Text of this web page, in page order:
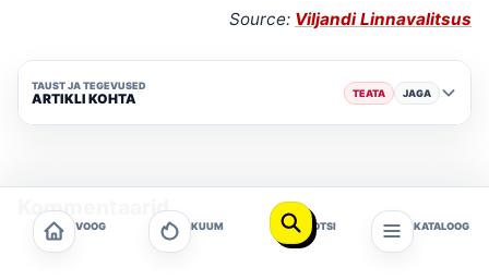
Source: Viljandi Linnavalitsus
TAUST JA TEGEVUSED
ARTIKLI KOHTA TEATA JAGA
Kommentaarid
VOOG KUUM OTSI KATALOOG